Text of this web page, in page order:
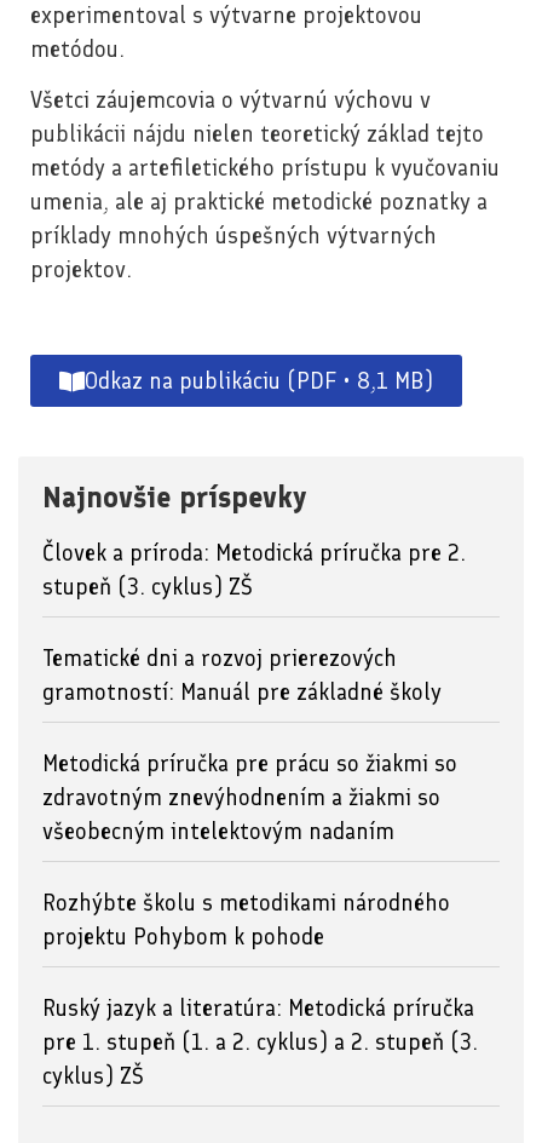
experimentoval s výtvarne projektovou
metódou.
Všetci záujemcovia o výtvarnú výchovu v
publikácii nájdu nielen teoretický základ tejto
metódy a artefiletického prístupu k vyučovaniu
umenia, ale aj praktické metodické poznatky a
príklady mnohých úspešných výtvarných
projektov.
Odkaz na publikáciu (PDF • 8,1 MB)
Najnovšie príspevky
Človek a príroda: Metodická príručka pre 2.
stupeň (3. cyklus) ZŠ
Tematické dni a rozvoj prierezových
gramotností: Manuál pre základné školy
Metodická príručka pre prácu so žiakmi so
zdravotným znevýhodnením a žiakmi so
všeobecným intelektovým nadaním
Rozhýbte školu s metodikami národného
projektu Pohybom k pohode
Ruský jazyk a literatúra: Metodická príručka
pre 1. stupeň (1. a 2. cyklus) a 2. stupeň (3.
cyklus) ZŠ